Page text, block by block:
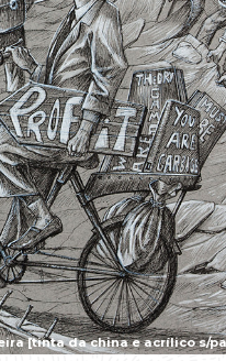
[tinta da china e acrílico s/